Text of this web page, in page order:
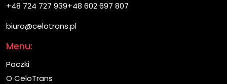
+48 724 727 939+48 602 697 807
biuro@celotrans.pl
Menu:
Paczki
O CeloTrans